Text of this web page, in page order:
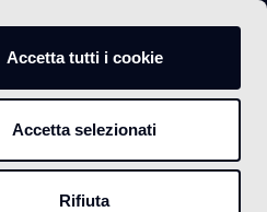
Accetta tutti i cookie
Accetta selezionati
Rifiuta